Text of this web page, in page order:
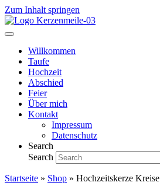
Zum Inhalt springen
Willkommen
Taufe
Hochzeit
Abschied
Feier
Über mich
Kontakt
Impressum
Datenschutz
Search
Search
Startseite » Shop » Hochzeitskerze Kreise